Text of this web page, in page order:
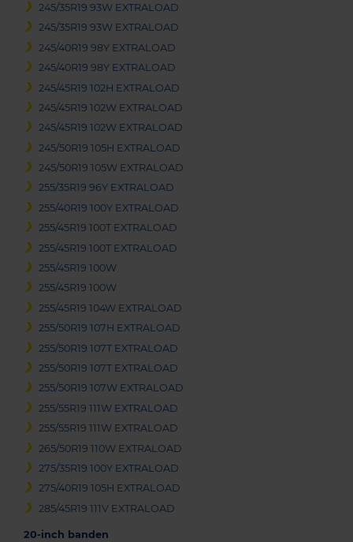
245/35R19 93W EXTRALOAD
245/35R19 93W EXTRALOAD
245/40R19 98Y EXTRALOAD
245/40R19 98Y EXTRALOAD
245/45R19 102H EXTRALOAD
245/45R19 102W EXTRALOAD
245/45R19 102W EXTRALOAD
245/50R19 105H EXTRALOAD
245/50R19 105W EXTRALOAD
255/35R19 96Y EXTRALOAD
255/40R19 100Y EXTRALOAD
255/45R19 100T EXTRALOAD
255/45R19 100T EXTRALOAD
255/45R19 100W
255/45R19 100W
255/45R19 104W EXTRALOAD
255/50R19 107H EXTRALOAD
255/50R19 107T EXTRALOAD
255/50R19 107T EXTRALOAD
255/50R19 107W EXTRALOAD
255/55R19 111W EXTRALOAD
255/55R19 111W EXTRALOAD
265/50R19 110W EXTRALOAD
275/35R19 100Y EXTRALOAD
275/40R19 105H EXTRALOAD
285/45R19 111V EXTRALOAD
20-inch banden